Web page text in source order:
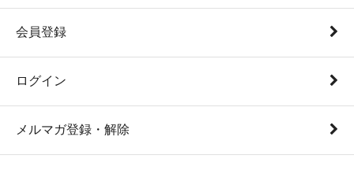
会員登録
ログイン
メルマガ登録・解除